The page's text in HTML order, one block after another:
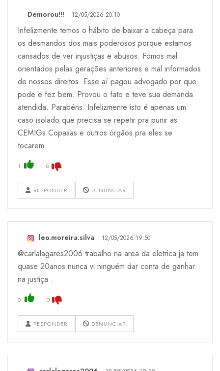
Demorou!!! 12/05/2026 20:10
Infelizmente temos o hábito de baixar a cabeça para
os desmandos dos mais poderosos porque estamos
cansados de ver injustiças e abusos. Fomos mal
orientados pelas gerações anteriores e mal informados
de nossos direitos. Esse aí pagou advogado por que
pode e fez bem. Provou o fato e teve sua demanda
atendida. Parabéns. Infelizmente isto é apenas um
caso isolado que precisa se repetir pra punir as
CEMIGs Copasas e outros órgãos pra eles se
tocarem.
1 0
RESPONDER DENUNCIAR
leo.moreira.silva 12/05/2026 19:50
@carlalagares2006 trabalho na area da eletrica ja tem
quase 20anos nunca vi ninguém dar conta de ganhar
na justiça .
0 0
RESPONDER DENUNCIAR